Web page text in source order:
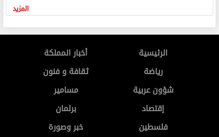
المزيد
الرئيسية
أخبار المملكة
رياضة
ثقافة و فنون
شؤون عربية
مسامير
إقتصاد
برلمان
فلسطين
خبر وصورة